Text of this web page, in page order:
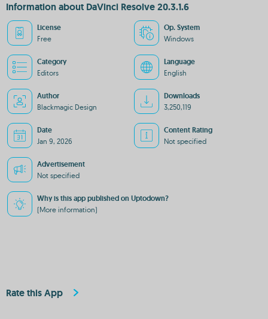
Information about DaVinci Resolve 20.3.1.6
License
Free
Op. System
Windows
Category
Editors
Language
English
Author
Blackmagic Design
Downloads
3,250,119
Date
Jan 9, 2026
Content Rating
Not specified
Advertisement
Not specified
Why is this app published on Uptodown?
(More information)
Rate this App